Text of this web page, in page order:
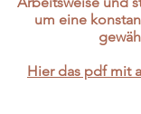
um eine
Hier das pdf mit